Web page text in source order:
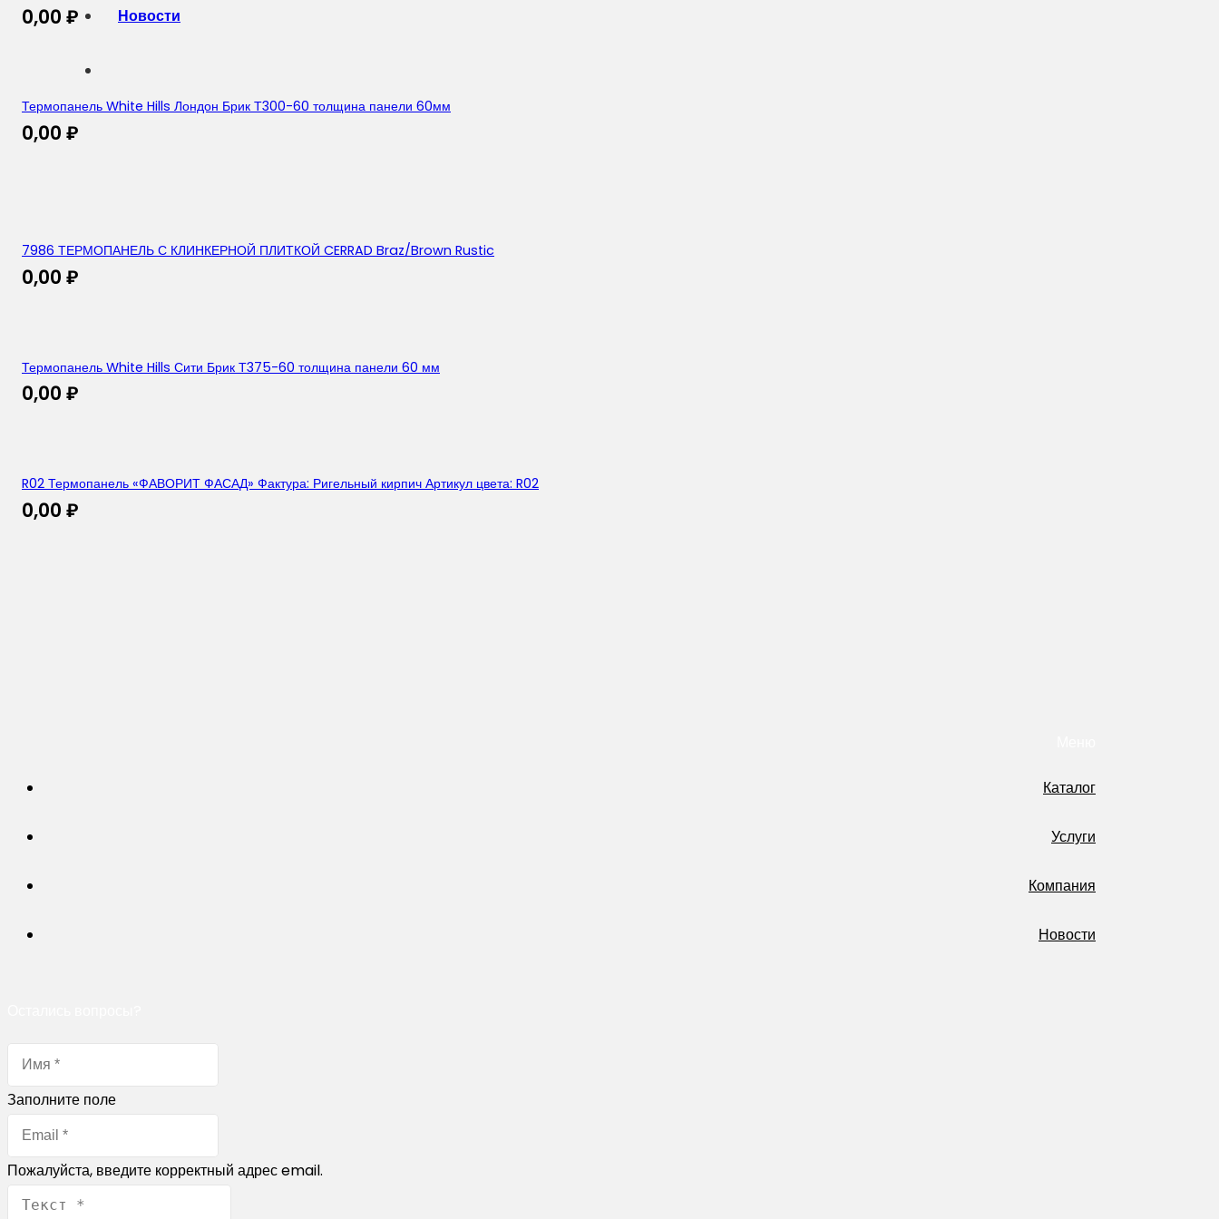
Новости
0,00 ₽
Термопанель White Hills Лондон Брик Т300-60 толщина панели 60мм
0,00 ₽
7986 ТЕРМОПАНЕЛЬ С КЛИНКЕРНОЙ ПЛИТКОЙ CERRAD Braz/Brown Rustic
0,00 ₽
Термопанель White Hills Сити Брик Т375-60 толщина панели 60 мм
0,00 ₽
R02 Термопанель «ФАВОРИТ ФАСАД» Фактура: Ригельный кирпич Артикул цвета: R02
0,00 ₽
Каталог
Услуги
Компания
Новости
Заполните поле
Пожалуйста, введите корректный адрес email.